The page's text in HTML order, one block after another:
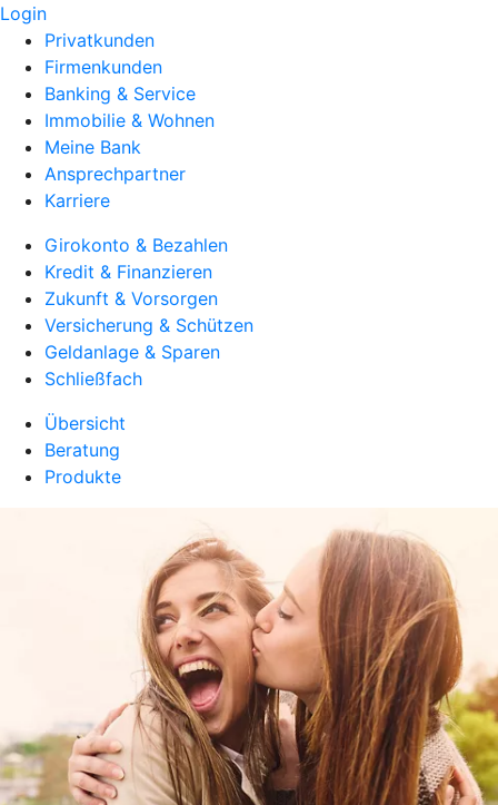
Login
Privatkunden
Firmenkunden
Banking & Service
Immobilie & Wohnen
Meine Bank
Ansprechpartner
Karriere
Girokonto & Bezahlen
Kredit & Finanzieren
Zukunft & Vorsorgen
Versicherung & Schützen
Geldanlage & Sparen
Schließfach
Übersicht
Beratung
Produkte